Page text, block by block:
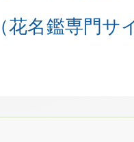
（花名鑑専門サ